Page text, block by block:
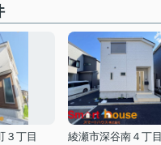
３丁目
綾瀬市深谷南４丁目